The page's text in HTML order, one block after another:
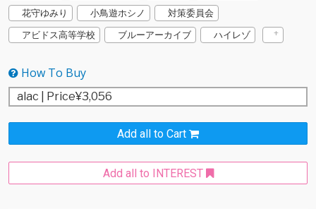
花守ゆみり
小鳥遊ホシノ
対策委員会
アビドス高等学校
ブルーアーカイブ ハイレゾ
How To Buy
Add all to Cart
Add all to INTEREST